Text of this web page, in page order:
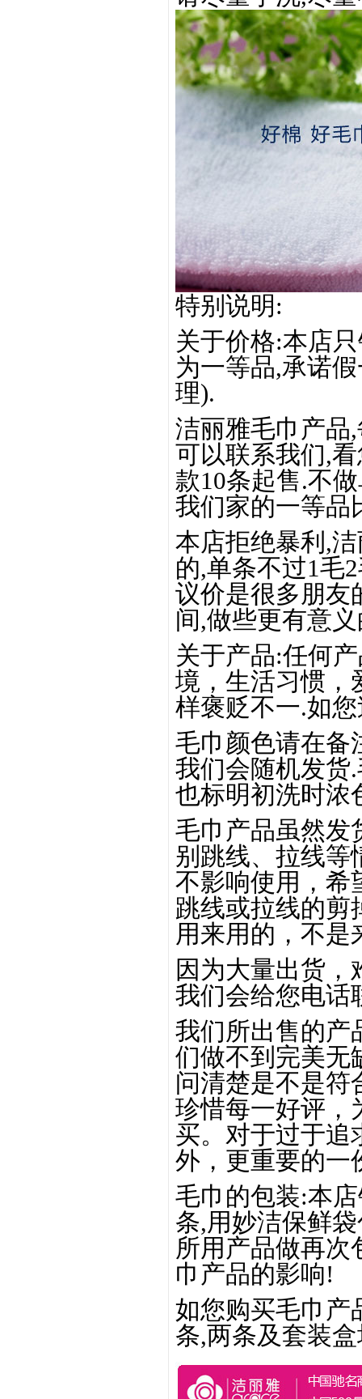
特别说明:
关于价格:本店
为一等品,承诺
理).
洁丽雅毛巾产品
可以联系我们,
款10条起售.不
我们家的一等品
本店拒绝暴利,
的,单条不过1毛
议价是很多朋友
间,做些更有意
关于产品:任何
境，生活习惯，
样褒贬不一.如
毛巾颜色请在备
我们会随机发货
也标明初洗时浓
毛巾产品虽然发
别跳线、拉线等
不影响使用，希
跳线或拉线的剪
用来用的，不是
因为大量出货
我们会给您电话
我们所出售的产
们做不到完美无
问清楚是不是符
珍惜每一好评，
买。 对于过于追
外，更重要的一
毛巾的包装:本
条,用妙洁保鲜
所用产品做再次
巾产品的影响!
如您购买毛巾产
条,两条及套装